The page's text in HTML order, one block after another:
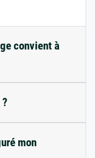
convient à
mon